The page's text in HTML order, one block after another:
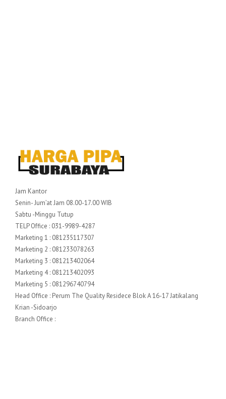
Jam Kantor
Senin- Jum’at Jam 08.00-17.00 WIB
Sabtu -Minggu Tutup
TELP Office : 031-9989-4287
Marketing 1 : 081235117307
Marketing 2 : 081233078263
Marketing 3 : 081213402064
Marketing 4 : 081213402093
Marketing 5 : 081296740794
Head Office : Perum The Quality Residece Blok A 16-17 Jatikalang
Krian -Sidoarjo
Branch Office :